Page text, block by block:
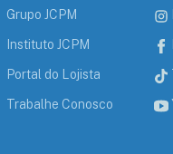
Grupo JCPM
Instituto JCPM
Portal do Lojista
Trabalhe Conosco